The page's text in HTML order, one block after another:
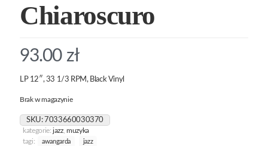
Chiaroscuro
93.00 zł
LP 12″, 33 1/3 RPM, Black Vinyl
Brak w magazynie
SKU: 7033660030370
kategorie: jazz,muzyka
tagi:
awangarda jazz